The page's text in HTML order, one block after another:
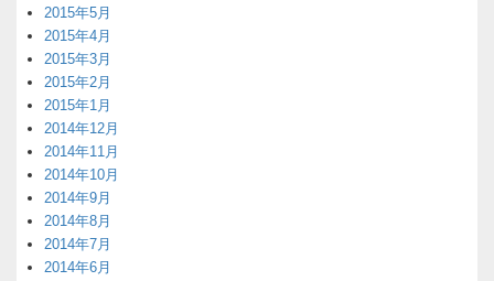
2015年5月
2015年4月
2015年3月
2015年2月
2015年1月
2014年12月
2014年11月
2014年10月
2014年9月
2014年8月
2014年7月
2014年6月